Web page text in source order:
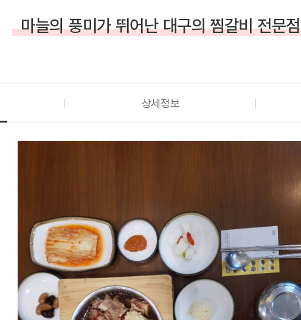
마늘의 풍미가 뛰어난 대구의 찜갈비 전문점
상세정보